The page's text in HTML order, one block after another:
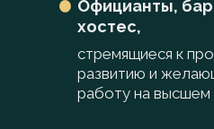
Официанты,
хостес,
стремящиеся к
развитию и
работу на высшем